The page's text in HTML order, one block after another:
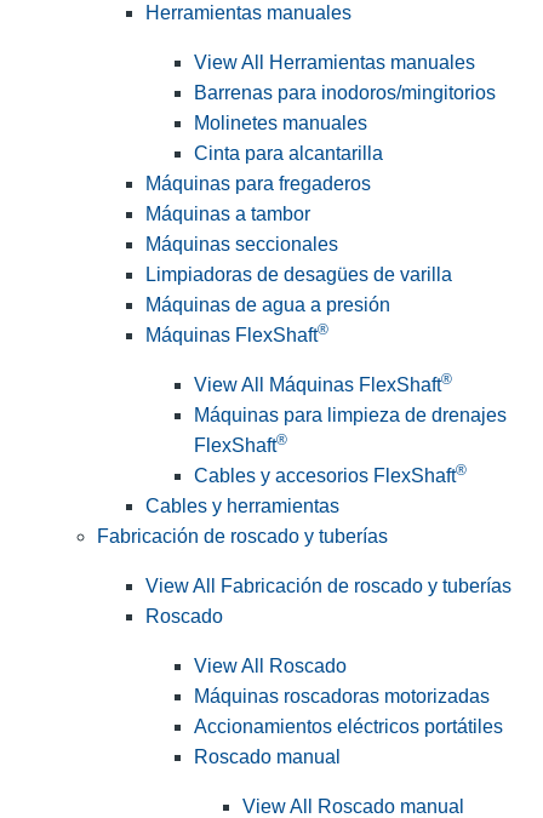
Herramientas manuales
View All Herramientas manuales
Barrenas para inodoros/mingitorios
Molinetes manuales
Cinta para alcantarilla
Máquinas para fregaderos
Máquinas a tambor
Máquinas seccionales
Limpiadoras de desagües de varilla
Máquinas de agua a presión
Máquinas FlexShaft®
View All Máquinas FlexShaft®
Máquinas para limpieza de drenajes
FlexShaft®
Cables y accesorios FlexShaft®
Cables y herramientas
Fabricación de roscado y tuberías
View All Fabricación de roscado y tuberías
Roscado
View All Roscado
Máquinas roscadoras motorizadas
Accionamientos eléctricos portátiles
Roscado manual
View All Roscado manual